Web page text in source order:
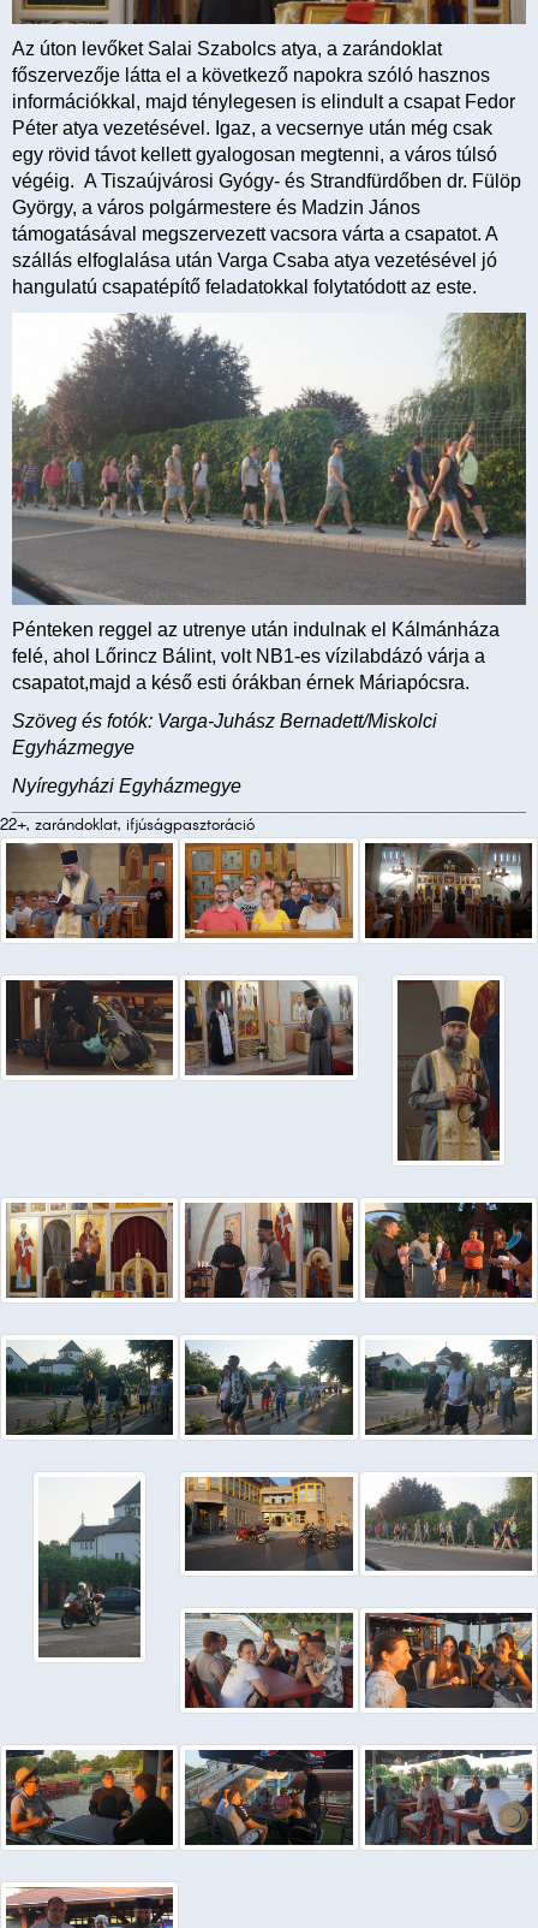
Az úton levőket Salai Szabolcs atya, a zarándoklat
főszervezője látta el a következő napokra szóló hasznos
információkkal, majd ténylegesen is elindult a csapat Fedor
Péter atya vezetésével. Igaz, a vecsernye után még csak
egy rövid távot kellett gyalogosan megtenni, a város túlsó
végéig. A Tiszaújvárosi Gyógy- és Strandfürdőben dr. Fülöp
György, a város polgármestere és Madzin János
támogatásával megszervezett vacsora várta a csapatot. A
szállás elfoglalása után Varga Csaba atya vezetésével jó
hangulatú csapatépítő feladatokkal folytatódott az este.
Pénteken reggel az utrenye után indulnak el Kálmánháza
felé, ahol Lőrincz Bálint, volt NB1-es vízilabdázó várja a
csapatot,majd a késő esti órákban érnek Máriapócsra.
Szöveg és fotók: Varga-Juhász Bernadett/Miskolci
Egyházmegye
Nyíregyházi Egyházmegye
22+, zarándoklat, ifjúságpasztoráció